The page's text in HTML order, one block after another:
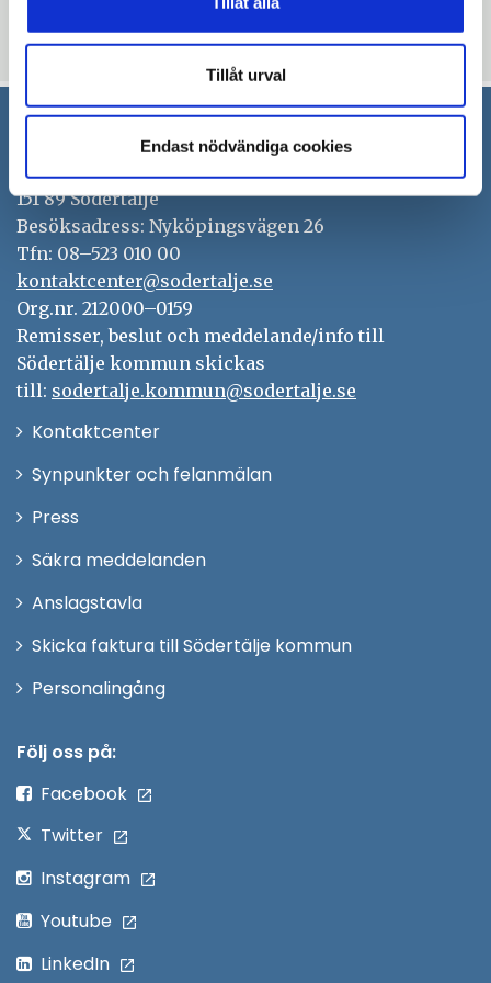
Tillåt urval
Endast nödvändiga cookies
thumb_up Ja thumb_down Nej
Södertälje kommun
151 89 Södertälje
Besöksadress: Nyköpingsvägen 26
Tfn: 08–523 010 00
kontaktcenter@sodertalje.se
Org.nr. 212000–0159
Remisser, beslut och meddelande/info till
Södertälje kommun skickas
till: sodertalje.kommun@sodertalje.se
KontaktcenterÖppna
Synpunkter och felanmälan
Press
fönster
Säkra meddelanden
Anslagstavla
Skicka faktura till Södertälje kommun
PersonalingångÖppna
Följ oss på:
Facebook
Twitter
Instagram
Youtube
LinkedIn